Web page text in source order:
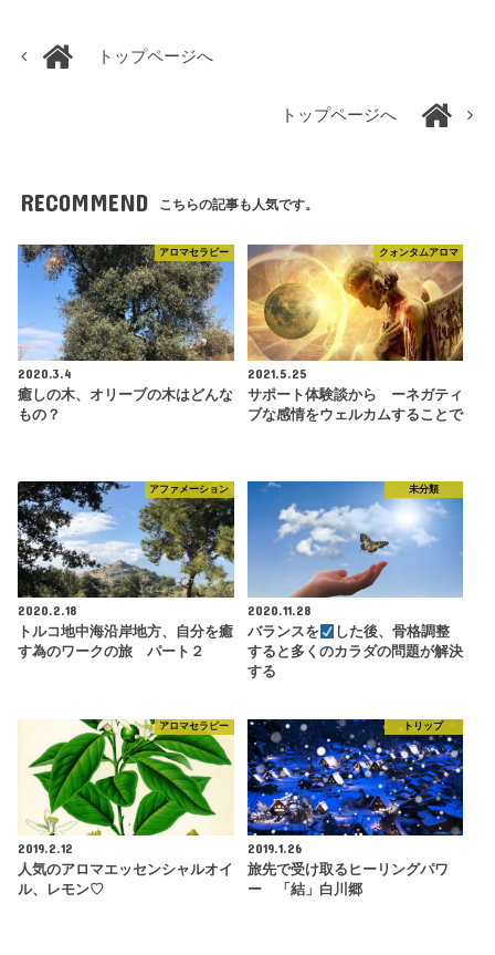
トップページへ
トップページへ
RECOMMEND こちらの記事も人気です。
アロマセラピー
2020.3.4
癒しの木、オリーブの木はどんな
もの？
クォンタムアロマ
2021.5.25
サポート体験談から ーネガティ
ブな感情をウェルカムすることで
アファメーション
2020.2.18
トルコ地中海沿岸地方、自分を癒
す為のワークの旅 パート２
未分類
2020.11.28
バランスを
した後、骨格調整
すると多くのカラダの問題が解決
する
アロマセラピー
2019.2.12
人気のアロマエッセンシャルオイ
ル、レモン♡
トリップ
2019.1.26
旅先で受け取るヒーリングパワ
ー 「結」白川郷